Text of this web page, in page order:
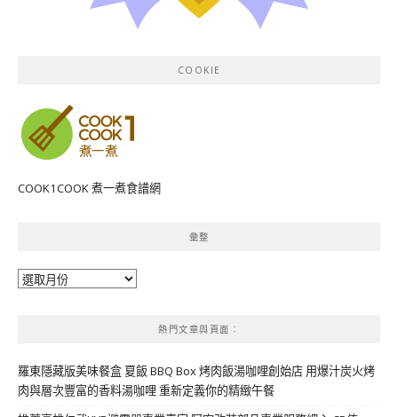
COOKIE
COOK1COOK 煮一煮食譜網
彙整
彙
熱門文章與頁面︰
羅東隱藏版美味餐盒 夏飯 BBQ Box 烤肉飯湯咖哩創始店 用爆汁炭火烤
肉與層次豐富的香料湯咖哩 重新定義你的精緻午餐